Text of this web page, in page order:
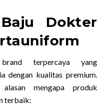
Dokter
terpercaya yang
dengan kualitas premium.
mengapa produk
terbaik: